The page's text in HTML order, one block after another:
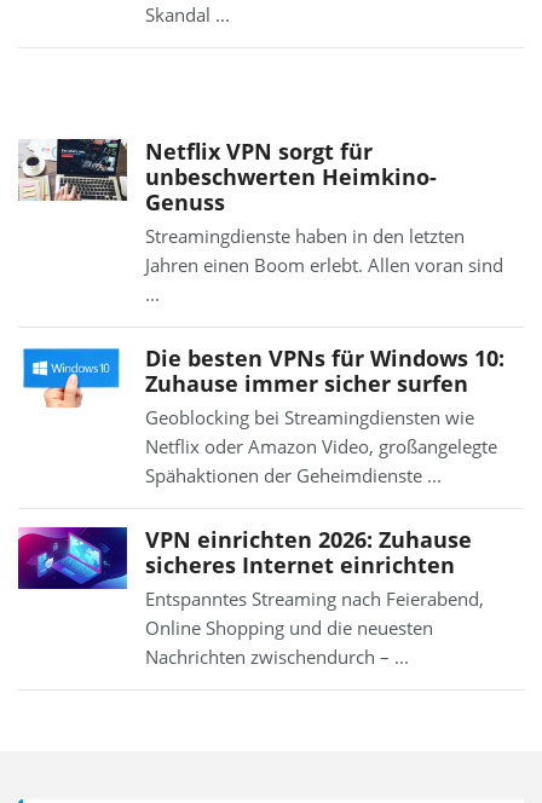
Skandal ...
Netflix VPN sorgt für
unbeschwerten Heimkino-
Genuss
Streamingdienste haben in den letzten
Jahren einen Boom erlebt. Allen voran sind
...
Die besten VPNs für Windows 10:
Zuhause immer sicher surfen
Geoblocking bei Streamingdiensten wie
Netflix oder Amazon Video, großangelegte
Spähaktionen der Geheimdienste ...
VPN einrichten 2026: Zuhause
sicheres Internet einrichten
Entspanntes Streaming nach Feierabend,
Online Shopping und die neuesten
Nachrichten zwischendurch – ...